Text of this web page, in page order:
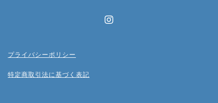
プライバシーポリシー
特定商取引法に基づく表記